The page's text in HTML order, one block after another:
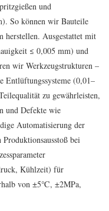
und
So können wir Bauteile
herstellen. Ausgestattet mit
≤ 0,005 mm) und
wir Werkzeugstrukturen –
Entlüftungssysteme (0,01–
zu gewährleisten,
und Defekte wie
Automatisierung der
bei
Kühlzeit) für
von ±5℃, ±2MPa,